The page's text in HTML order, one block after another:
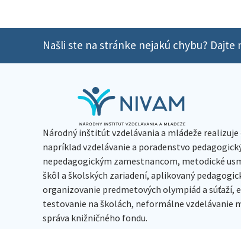
Našli ste na stránke nejakú chybu? Dajte
Národný inštitút vzdelávania a mládeže
napríklad vzdelávanie a poradenstvo
nepedagogickým zamestnancom, metodické
škôl a školských zariadení, aplikovaný
organizovanie predmetových olympiád a súťaží,
testovanie na školách, neformálne vzdelávanie
správa knižničného fondu.